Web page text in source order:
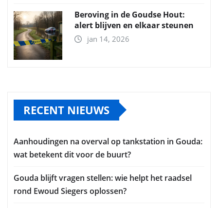
Beroving in de Goudse Hout:
alert blijven en elkaar steunen
jan 14, 2026
RECENT NIEUWS
Aanhoudingen na overval op tankstation in Gouda:
wat betekent dit voor de buurt?
Gouda blijft vragen stellen: wie helpt het raadsel
rond Ewoud Siegers oplossen?